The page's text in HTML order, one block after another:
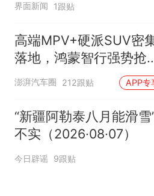
界面新闻 1跟贴
高端MPV+硬派SUV密
落地，鸿蒙智行强势抢
自主高端市场制高点
澎湃汽车圈 212跟贴 APP专
“新疆阿勒泰八月能滑雪
不实（2026·08·07）
今日辟谣 9跟贴